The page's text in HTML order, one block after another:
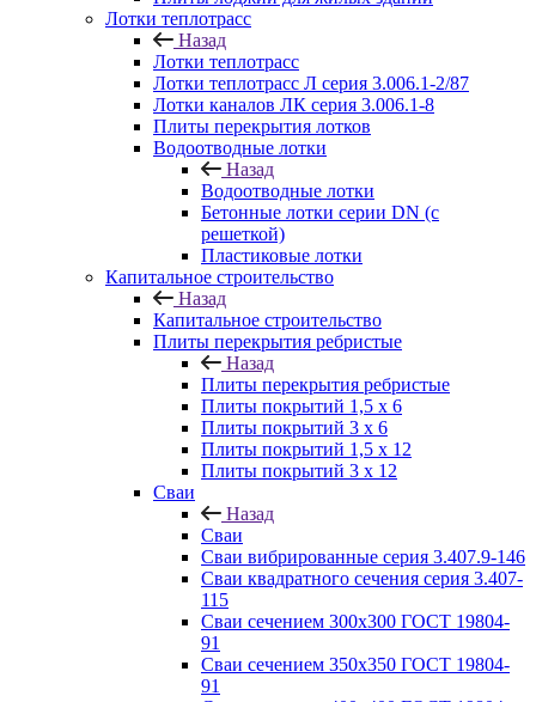
Лотки теплотрасс
Назад
Лотки теплотрасс
Лотки теплотрасс Л серия 3.006.1-2/87
Лотки каналов ЛК серия 3.006.1-8
Плиты перекрытия лотков
Водоотводные лотки
Назад
Водоотводные лотки
Бетонные лотки серии DN (с
решеткой)
Пластиковые лотки
Капитальное строительство
Назад
Капитальное строительство
Плиты перекрытия ребристые
Назад
Плиты перекрытия ребристые
Плиты покрытий 1,5 x 6
Плиты покрытий 3 x 6
Плиты покрытий 1,5 x 12
Плиты покрытий 3 x 12
Сваи
Назад
Сваи
Сваи вибрированные серия 3.407.9-146
Сваи квадратного сечения серия 3.407-
115
Сваи сечением 300х300 ГОСТ 19804-
91
Сваи сечением 350х350 ГОСТ 19804-
91